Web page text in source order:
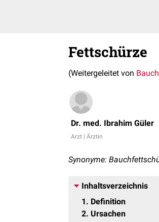
Fettschürze
(Weitergeleitet von
Dr. med. Ibrahim Güler
Arzt | Ärztin
Synonyme:
Inhaltsverzeichnis
1
Definition
2 Ursachen